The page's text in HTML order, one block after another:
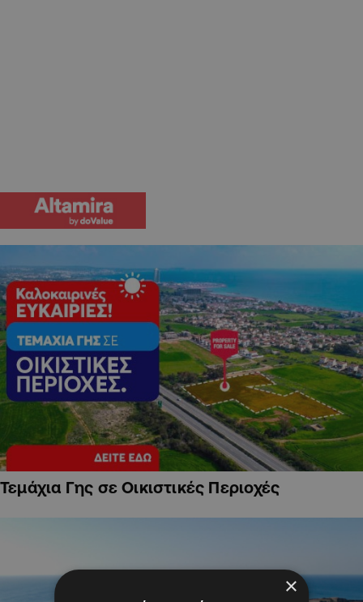
Τεμάχια Γης σε Οικιστικές Περιοχές
×